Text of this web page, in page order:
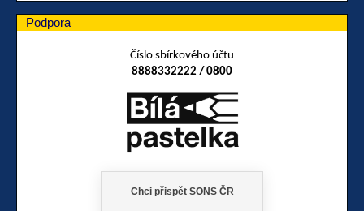
Podpora
Číslo sbírkového účtu
8888332222 / 0800